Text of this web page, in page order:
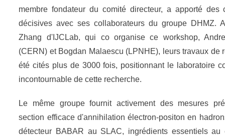
membre fondateur du comité directeur, a apporté des
décisives avec ses collaborateurs du groupe DHMZ.
Zhang d'IJCLab, qui co organise ce workshop,
(CERN) et Bogdan Malaescu (LPNHE), leurs travaux de
été cités plus de 3000 fois, positionnant le laboratoire
incontournable de cette recherche.
Le même groupe fournit activement des mesures
section efficace d'annihilation électron-positon en
détecteur BABAR au SLAC, ingrédients essentiels